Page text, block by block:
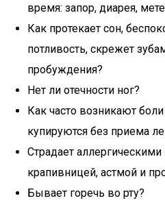
время: запор, диарея,
Как протекает сон,
потливость, скрежет
пробуждения?
Нет ли отечности ног?
Как часто возникают
купируются без приема
Страдает
крапивницей, астмой и
Бывает горечь во рту?